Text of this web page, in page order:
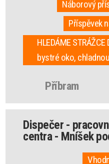
Náborový
Příspěvek
HLEDÁME
bystré oko,
Příbram
Dispečer -
centra - Mníšek